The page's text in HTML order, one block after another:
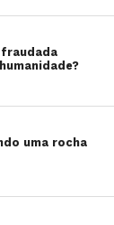
fraudada
uma rocha